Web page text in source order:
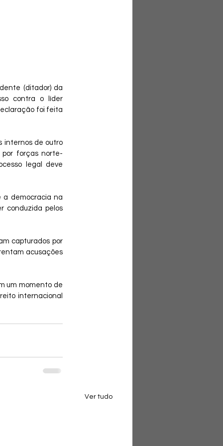
(ditador) da
contra o líder
foi feita
internos de outro
forças norte-
legal deve
a democracia na
conduzida pelos
capturados por
acusações
um momento de
internacional
Ver tudo